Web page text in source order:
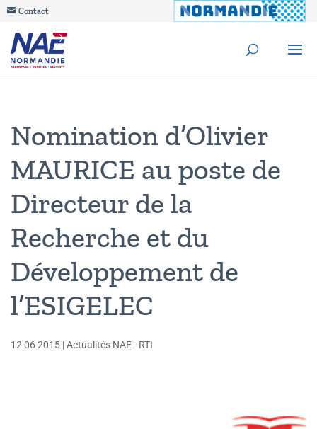
Contact
Nomination d’Olivier
MAURICE au poste de
Directeur de la
Recherche et du
Développement de
l’ESIGELEC
12 06 2015 |Actualités NAE - RTI